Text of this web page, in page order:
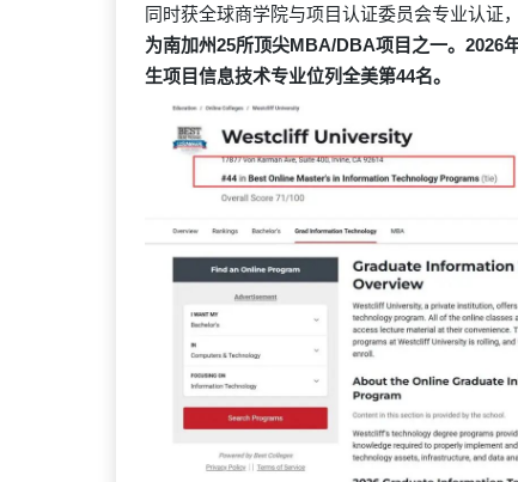
同时获全球商学院与项目认证委员会专业认证，
为南加州25所顶尖MBA/DBA项目之一。2026
生项目信息技术专业位列全美第44名。